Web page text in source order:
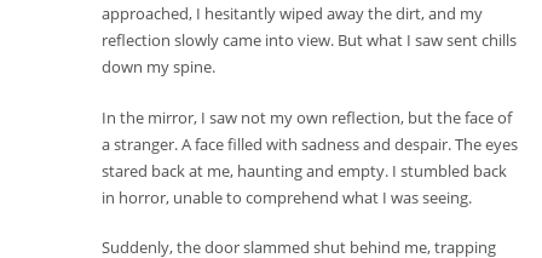
approached, I hesitantly wiped away the dirt, and my
reflection slowly came into view. But what I saw sent chills
down my spine.
In the mirror, I saw not my own reflection, but the face of
a stranger. A face filled with sadness and despair. The eyes
stared back at me, haunting and empty. I stumbled back
in horror, unable to comprehend what I was seeing.
Suddenly, the door slammed shut behind me, trapping